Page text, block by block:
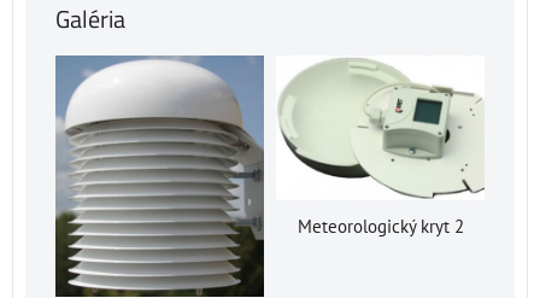
Galéria
Meteorologický kryt 2